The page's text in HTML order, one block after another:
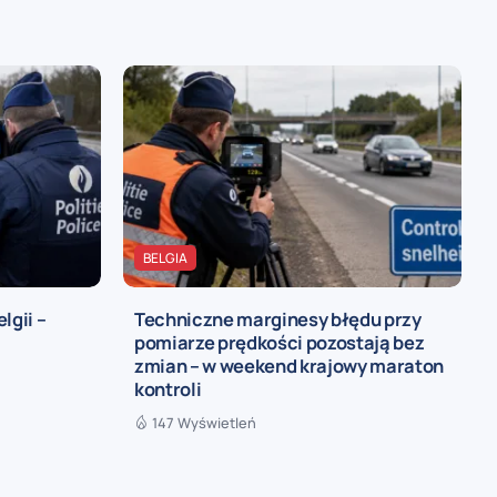
–
BELGIA
Techniczne marginesy błędu przy
pomiarze prędkości pozostają bez
zmian – w weekend krajowy maraton
kontroli
147 Wyświetleń